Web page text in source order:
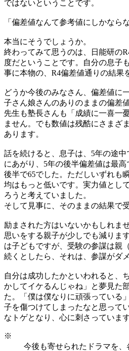
ではないということです。
「偏差値なんて参考値にしかなら
本当にそうでしょうか。
終わってみて思うのは、日能研の
度だということです。自分の息子
事に本物の、R4偏差値通りの結果
どうか今後のみなさん、偏差値に
子さん娘さんのありのままの偏差
先生も塾長さんも「成績に一喜一
ません。でも数値は残酷にさまざ
あります。
話を続けると、息子は、5年の途中
にあがり、5年の後半偏差値は最高
後半で65でした。ただしいずれも
均はもっと低いです。実力値とし
ろうと考えていました。
そして見事に、そのままの結果で
励まされた方はいないかもしれま
思いをする親子が少しでも減りま
は子どもですが、受験の参謀は親
続くとしたら、それは、参謀がダ
自分は成功したかといわれると、
かしてイケるんじゃね」と夢見た
た。「僕は僕なりに頑張っている
子を傷つけてしまったなと思って
なトゲとなり、心に刺さっています
※
今後も寄せられたドラマを